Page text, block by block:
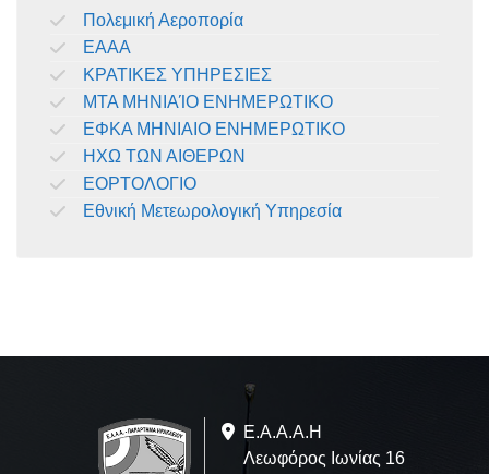
Πολεμική Αεροπορία
ΕΑΑΑ
ΚΡΑΤΙΚΕΣ ΥΠΗΡΕΣΙΕΣ
ΜΤΑ ΜΗΝΙΑΊΟ ΕΝΗΜΕΡΩΤΙΚΟ
ΕΦΚΑ ΜΗΝΙΑΙΟ ΕΝΗΜΕΡΩΤΙΚΟ
ΗΧΩ ΤΩΝ ΑΙΘΕΡΩΝ
ΕΟΡΤΟΛΟΓΙΟ
Εθνική Μετεωρολογική Υπηρεσία
Ε.A.Α.Α.Η
Λεωφόρος Ιωνίας 16